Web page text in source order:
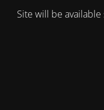
Site will be available